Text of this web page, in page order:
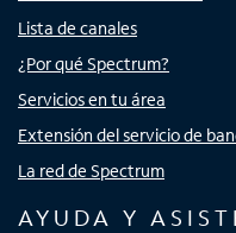
Lista de canales
¿Por qué Spectrum?
Servicios en tu área
Extensión del servicio de
La red de Spectrum
AYUDA Y